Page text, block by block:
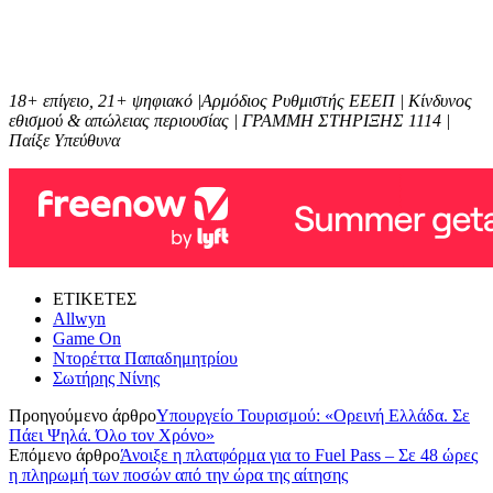
18+ επίγειο, 21+ ψηφιακό |Αρμόδιος Ρυθμιστής ΕΕΕΠ | Κίνδυνος
εθισμού & απώλειας περιουσίας | ΓΡΑΜΜΗ ΣΤΗΡΙΞΗΣ 1114 |
Παίξε Υπεύθυνα
ΕΤΙΚΕΤΕΣ
Allwyn
Game On
Ντορέττα Παπαδημητρίου
Σωτήρης Νίνης
Προηγούμενο άρθροΥπουργείο Τουρισμού: «Ορεινή Ελλάδα. Σε
Πάει Ψηλά. Όλο τον Χρόνο»
Επόμενο άρθροΆνοιξε η πλατφόρμα για το Fuel Pass – Σε 48 ώρες
η πληρωμή των ποσών από την ώρα της αίτησης